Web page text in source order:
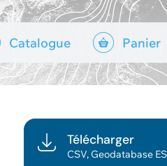
Catalogue Panier
Télécharger
CSV, Geodatabase